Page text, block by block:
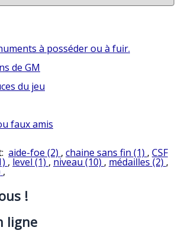
à posséder ou à fuir.
de GM
du jeu
faux amis
aide-foe (2) , chaine sans fin (1) , CSF
, level (1) , niveau (10) , médailles (2) ,
,
!
ligne